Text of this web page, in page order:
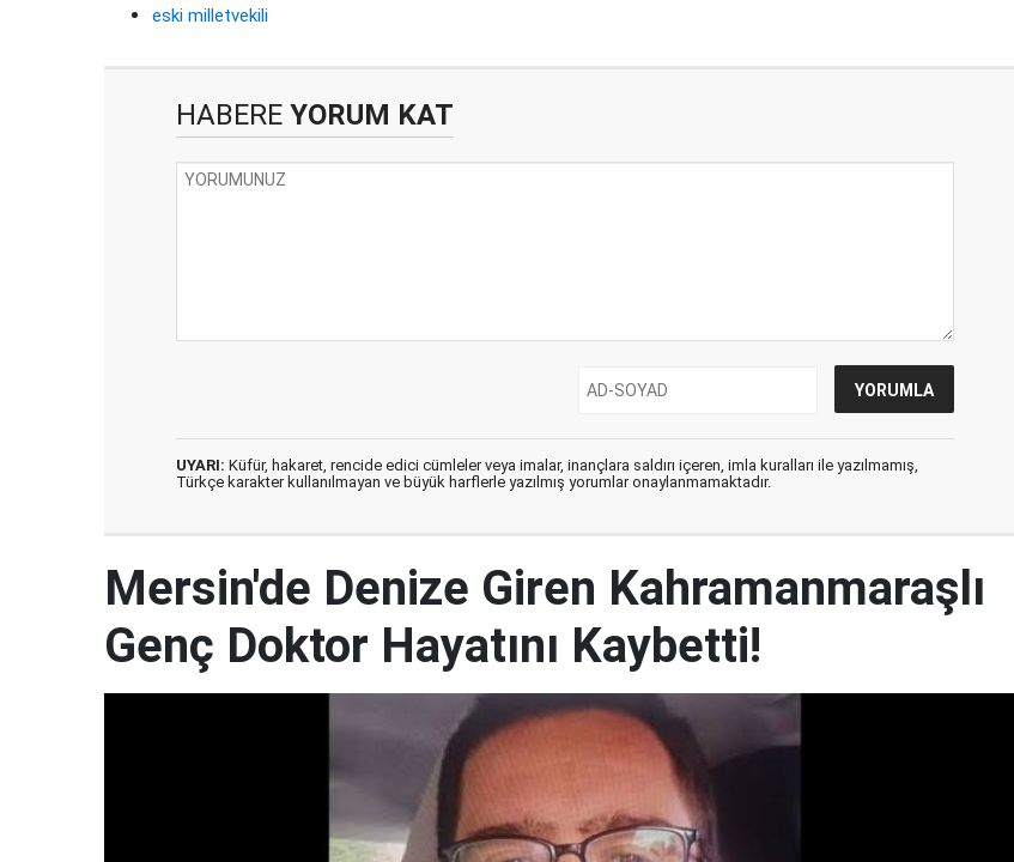
eski milletvekili
HABERE YORUM KAT
UYARI: Küfür, hakaret, rencide edici cümleler veya imalar, inançlara saldırı içeren, imla kuralları ile yazılmamış,
Türkçe karakter kullanılmayan ve büyük harflerle yazılmış yorumlar onaylanmamaktadır.
Mersin'de Denize Giren Kahramanmaraşlı
Genç Doktor Hayatını Kaybetti!